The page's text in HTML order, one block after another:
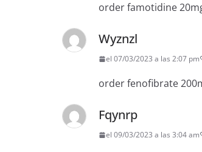
order famotidine
Wyznzl
el 07/03/2023 a las 2:07 pm
order fenofibrate
Fqynrp
el 09/03/2023 a las 3:04 am